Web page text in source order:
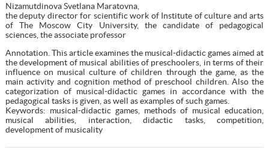
Nizamutdinova Svetlana Maratovna,
the deputy director for scientific work of Institute of culture and arts
of The Moscow City University, the candidate of pedagogical
sciences, the associate professor
Annotation. This article examines the musical-didactic games aimed at
the development of musical abilities of preschoolers, in terms of their
influence on musical culture of children through the game, as the
main activity and cognition method of preschool children. Also the
categorization of musical-didactic games in accordance with the
pedagogical tasks is given, as well as examples of such games.
Keywords: musical-didactic games, methods of musical education,
musical abilities, interaction, didactic tasks, competition,
development of musicality